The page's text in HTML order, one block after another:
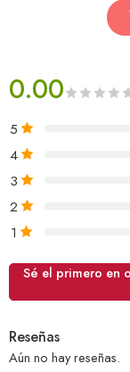
0.00
5
4
3
2
1
Sé el primero en
Reseñas
Aún no hay reseñas.